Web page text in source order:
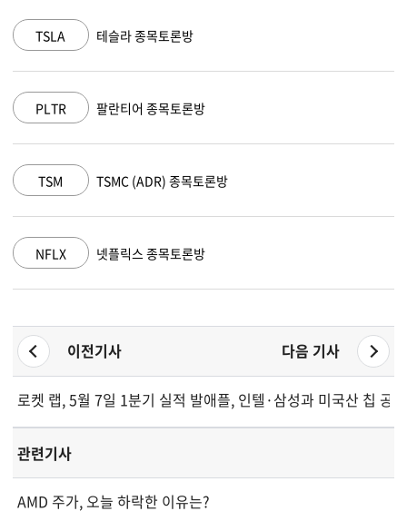
TSLA 테슬라 종목토론방
PLTR 팔란티어 종목토론방
TSM TSMC (ADR) 종목토론방
NFLX 넷플릭스 종목토론방
이전기사 다음 기사
로켓 랩, 5월 7일 1분기 실적 발표 예정...옵션 트레이더들
애플, 인텔·삼성과 미국산 칩 공
관련기사
AMD 주가, 오늘 하락한 이유는?